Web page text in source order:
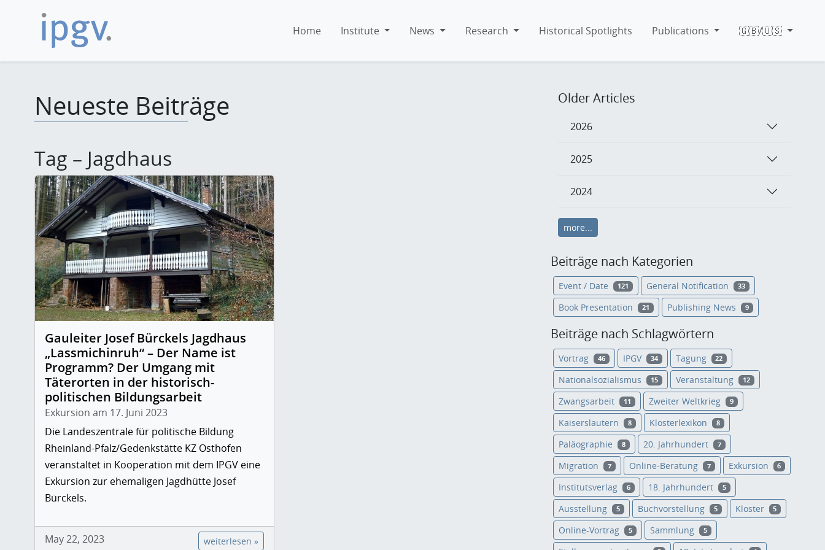
Home Institute News Research Historical Spotlights Publications 🇬🇧/🇺🇸
Neueste Beiträge
Tag – Jagdhaus
Gauleiter Josef Bürckels Jagdhaus
„Lassmichinruh“ – Der Name ist
Programm? Der Umgang mit
Täterorten in der historisch-
politischen Bildungsarbeit
Exkursion am 17. Juni 2023
Die Landeszentrale für politische Bildung
Rheinland-Pfalz/Gedenkstätte KZ Osthofen
veranstaltet in Kooperation mit dem IPGV eine
Exkursion zur ehemaligen Jagdhütte Josef
Bürckels.
May 22, 2023 weiterlesen »
Older Articles
2026
2025
2024
more...
Beiträge nach Kategorien
Event / Date 121 General Notification 33
Book Presentation 21 Publishing News 9
Beiträge nach Schlagwörtern
Vortrag 46 IPGV 34 Tagung 22
Nationalsozialismus 15 Veranstaltung 12
Zwangsarbeit 11 Zweiter Weltkrieg 9
Kaiserslautern 8 Klosterlexikon 8
Paläographie 8 20. Jahrhundert 7
Migration 7 Online-Beratung 7 Exkursion 6
Institutsverlag 6 18. Jahrhundert 5
Ausstellung 5 Buchvorstellung 5 Kloster 5
Online-Vortrag 5 Sammlung 5